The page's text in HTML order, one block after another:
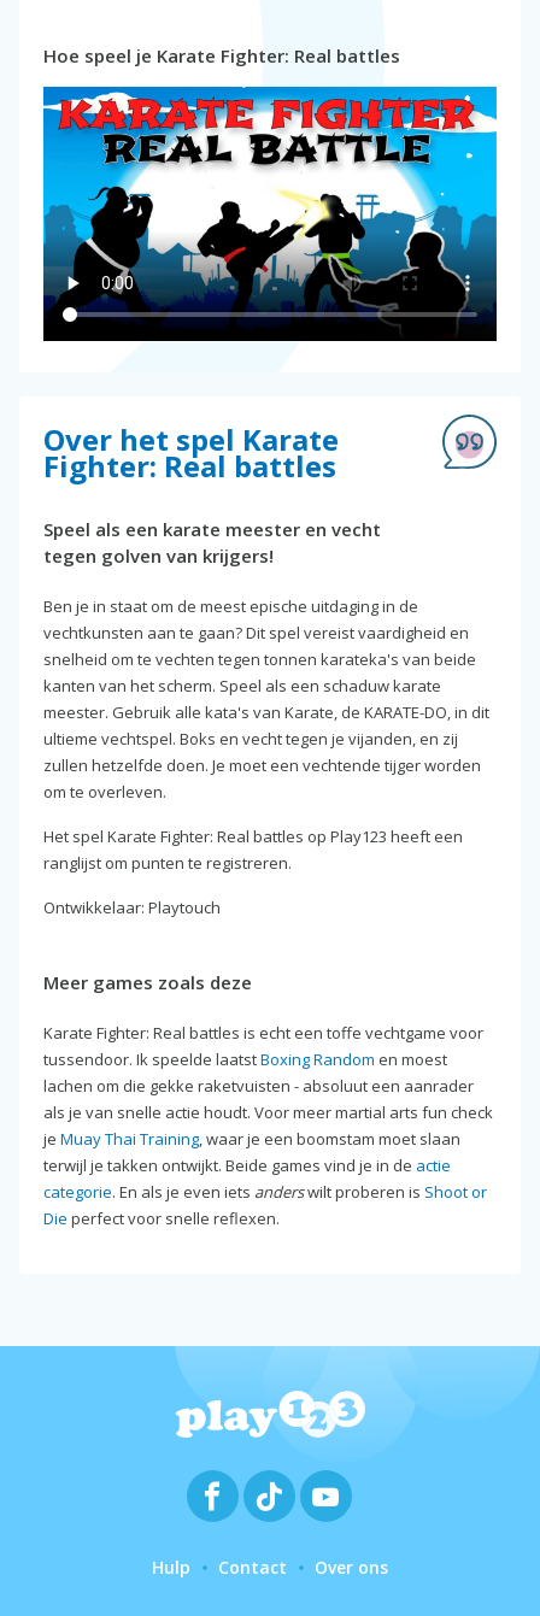
Hoe speel je Karate Fighter: Real battles
Over het spel Karate
Fighter: Real battles
Speel als een karate meester en vecht
tegen golven van krijgers!
Ben je in staat om de meest epische uitdaging in de
vechtkunsten aan te gaan? Dit spel vereist vaardigheid en
snelheid om te vechten tegen tonnen karateka's van beide
kanten van het scherm. Speel als een schaduw karate
meester. Gebruik alle kata's van Karate, de KARATE-DO, in dit
ultieme vechtspel. Boks en vecht tegen je vijanden, en zij
zullen hetzelfde doen. Je moet een vechtende tijger worden
om te overleven.
Het spel Karate Fighter: Real battles op Play123 heeft een
ranglijst om punten te registreren.
Ontwikkelaar: Playtouch
Meer games zoals deze
Karate Fighter: Real battles is echt een toffe vechtgame voor
tussendoor. Ik speelde laatstBoxing Random en moest
lachen om die gekke raketvuisten - absoluut een aanrader
als je van snelle actie houdt. Voor meer martial arts fun check
je Muay Thai Training, waar je een boomstam moet slaan
terwijl je takken ontwijkt. Beide games vind je in de actie
categorie. En als je even iets anderswilt proberen is Shoot or
Die perfect voor snelle reflexen.
Hulp Contact Over ons